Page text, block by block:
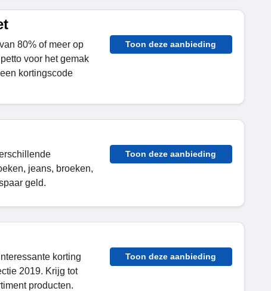
80% of meer op
voor het gemak
kortingscode
Toon deze aanbieding
jeans, broeken,
geld.
Toon deze aanbieding
korting
2019. Krijg tot
producten.
Toon deze aanbieding